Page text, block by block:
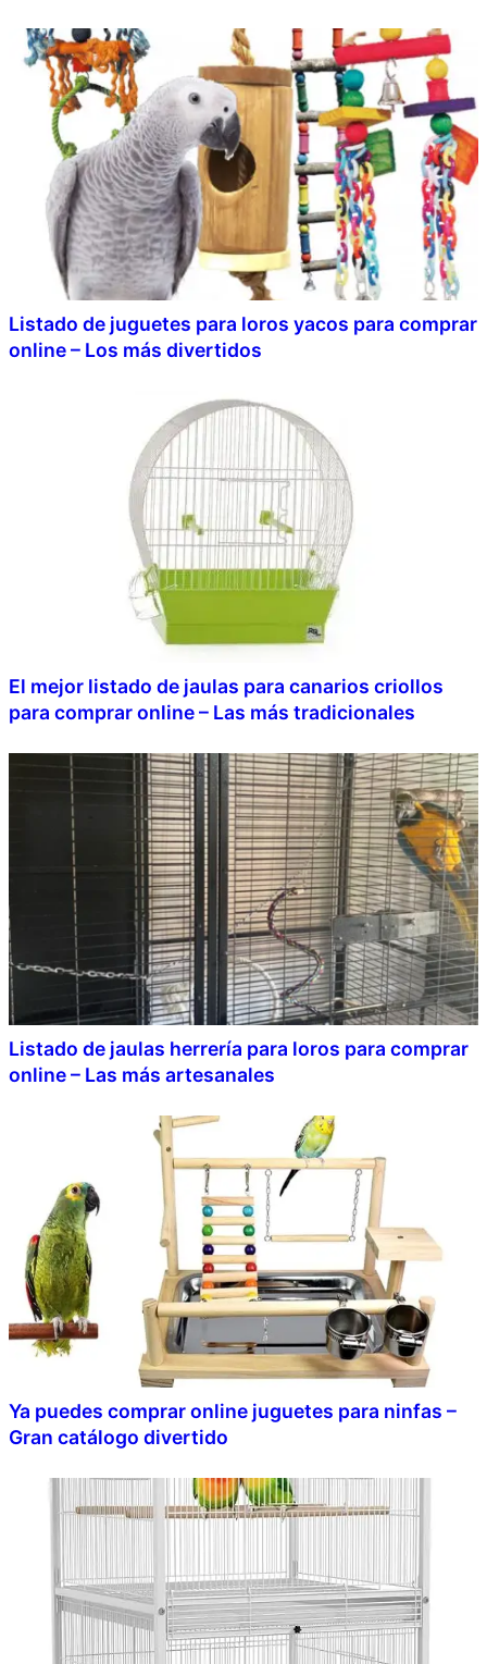
Listado de juguetes para loros yacos para comprar
online – Los más divertidos
El mejor listado de jaulas para canarios criollos
para comprar online – Las más tradicionales
Listado de jaulas herrería para loros para comprar
online – Las más artesanales
Ya puedes comprar online juguetes para ninfas –
Gran catálogo divertido